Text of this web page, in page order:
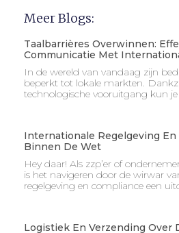
Meer Blogs:
Taalbarrières Overwinnen:
Communicatie Met
In de wereld van vandaag zijn
beperkt tot lokale markten.
technologische vooruitgang kun
Internationale Regelgeving En
Binnen De Wet
Hey daar! Als zzp’er of
is het navigeren door de wirwar
regelgeving en compliance een
Logistiek En Verzending Over